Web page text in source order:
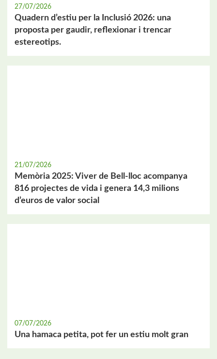
27/07/2026
Quadern d’estiu per la Inclusió 2026: una
proposta per gaudir, reflexionar i trencar
estereotips.
21/07/2026
Memòria 2025: Viver de Bell-lloc acompanya
816 projectes de vida i genera 14,3 milions
d’euros de valor social
07/07/2026
Una hamaca petita, pot fer un estiu molt gran